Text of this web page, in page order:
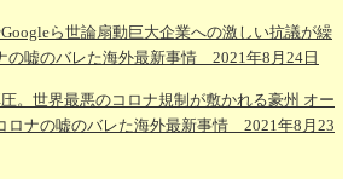
ら世論扇動巨大企業への激しい抗議が繰
の嘘のバレた海外最新事情 2021年8月24日
。世界最悪のコロナ規制が敷かれる豪州 オー
ロナの嘘のバレた海外最新事情 2021年8月23